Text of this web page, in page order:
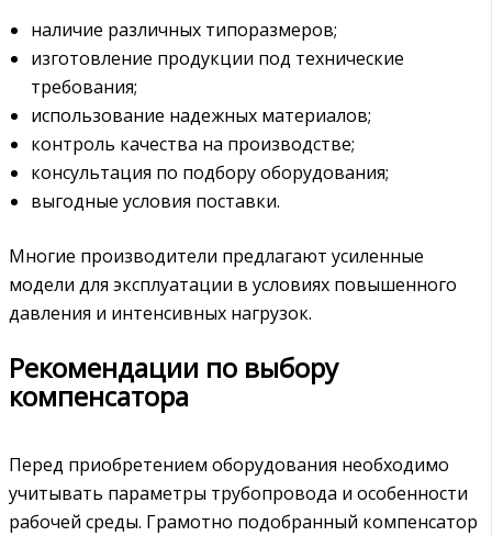
наличие различных типоразмеров;
изготовление продукции под технические
требования;
использование надежных материалов;
контроль качества на производстве;
консультация по подбору оборудования;
выгодные условия поставки.
Многие производители предлагают усиленные
модели для эксплуатации в условиях повышенного
давления и интенсивных нагрузок.
Рекомендации по выбору
компенсатора
Перед приобретением оборудования необходимо
учитывать параметры трубопровода и особенности
рабочей среды. Грамотно подобранный компенсатор